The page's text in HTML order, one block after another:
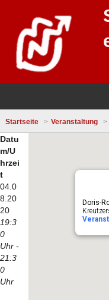
Startseite Veranstaltung
Doris-
Datu
m/U
hrzei
t
04.0
8.20
20
19:3
0
Uhr -
21:3
0
Uhr